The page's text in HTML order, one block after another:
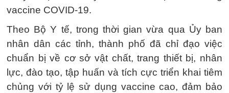
vaccine COVID-19.
Theo Bộ Y tế, trong thời gian vừa qua Ủy ban
nhân dân các tỉnh, thành phố đã chỉ đạo việc
chuẩn bị về cơ sở vật chất, trang thiết bị, nhân
lực, đào tạo, tập huấn và tích cực triển khai tiêm
chủng với tỷ lệ sử dụng vaccine cao, đảm bảo